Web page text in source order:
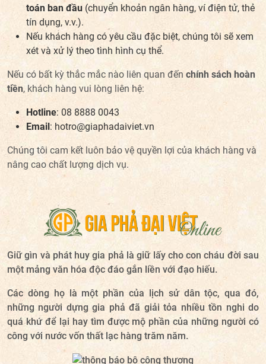
toán ban đầu (chuyển khoản ngân hàng, ví điện tử, thẻ
tín dụng, v.v.).
Nếu khách hàng có yêu cầu đặc biệt, chúng tôi sẽ xem
xét và xử lý theo tình hình cụ thể.
Nếu có bất kỳ thắc mắc nào liên quan đến chính sách hoàn
tiền, khách hàng vui lòng liên hệ:
Hotline: 08 8888 0043
Email: hotro@giaphadaiviet.vn
Chúng tôi cam kết luôn bảo vệ quyền lợi của khách hàng và
nâng cao chất lượng dịch vụ.
Giữ gìn và phát huy gia phả là giữ lấy cho con cháu đời sau
một mảng văn hóa độc đáo gắn liền với đạo hiếu.
Các dòng họ là một phần của lịch sử dân tộc, qua đó,
những người dựng gia phả đã giải tỏa nhiều tồn nghi do
quá khứ để lại hay tìm được mộ phần của những người có
công với nước vốn thất lạc hàng trăm năm.